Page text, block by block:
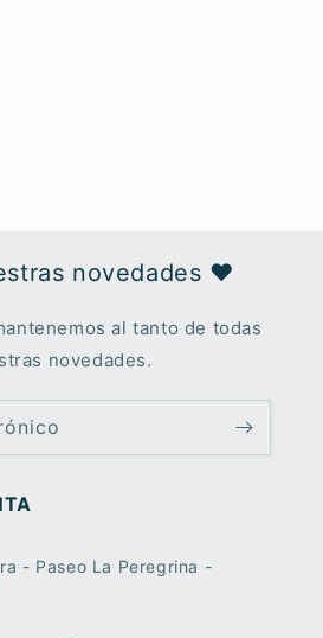
novedades ♥︎
al tanto de todas
novedades.
- Paseo La Peregrina -